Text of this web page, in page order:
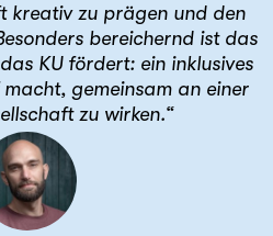
kreativ zu prägen und den
bereichernd ist das
KU fördert: ein inklusives
macht, gemeinsam an einer
zu wirken.“